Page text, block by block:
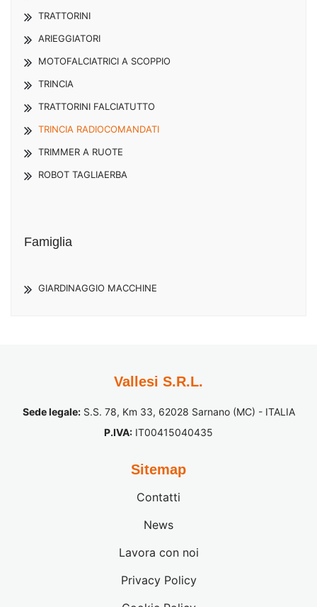
TRATTORINI
ARIEGGIATORI
MOTOFALCIATRICI A SCOPPIO
TRINCIA
TRATTORINI FALCIATUTTO
TRINCIA RADIOCOMANDATI
TRIMMER A RUOTE
ROBOT TAGLIAERBA
Famiglia
GIARDINAGGIO MACCHINE
Vallesi S.R.L.
Sede legale:S.S. 78, Km 33, 62028 Sarnano (MC) - ITALIA
P.IVA: IT00415040435
Sitemap
Contatti
News
Lavora con noi
Privacy Policy